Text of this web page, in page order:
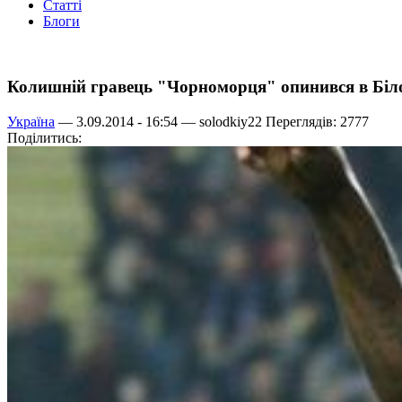
Статті
Блоги
Колишній гравець "Чорноморця" опинився в
Україна — 3.09.2014 - 16:54 — solodkiy22 Переглядів: 2777
Поділитись: